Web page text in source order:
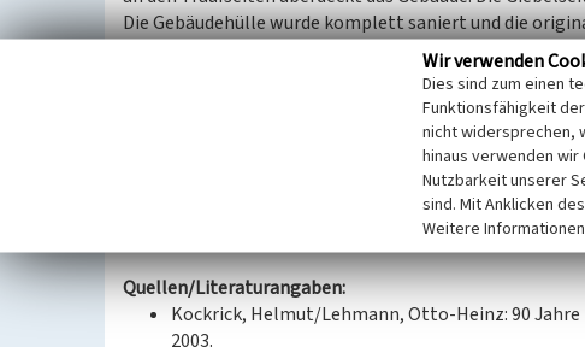
Die Gebäudehülle wurde komplett saniert und die
Gestaltungsmerkmale nicht mehr vorhanden sind. Im
Nebengebäude, allerdings in schlechtem
(Nora Wiedemann, Landesamt für Denkmalpflege
Quellen/Literaturangaben:
Kockrick, Helmut/Lehmann, Otto-Heinz: 90
2003.
Wir verwenden
Dies sind zum einen
Funktionsfähigkeit
nicht widersprechen,
hinaus verwenden wir
Nutzbarkeit unserer
sind. Mit Anklicken
Weitere